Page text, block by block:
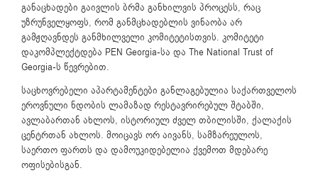
განაცხადები გაივლის ბრმა განხილვის პროცესს, რაც
უზრუნველყოფს, რომ განმცხადებლის ვინაობა არ
გამჟღავნდეს განმხილველი კომიტეტისთვის. კომიტეტი
დაკომპლექტდება PEN Georgia-სა და The National Trust of
Georgia-ს წევრებით.
საცხოვრებელი აპარტამენტები განლაგებულია საქართველოს
ეროვნული ნდობის ლამაზად რესტავრირებულ შტაბში,
ავლაბართან ახლოს, ისტორიულ ძველ თბილისში, ქალაქის
ცენტრთან ახლოს. მოიცავს ორ აივანს, სამზარეულოს,
საერთო ფართს და დამოუკიდებელია ქვემოთ მდებარე
ოფისებისგან.